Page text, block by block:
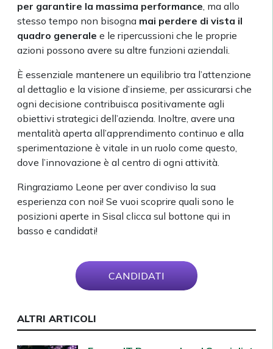
per garantire la massima performance , ma allo
stesso tempo non bisogna mai perdere di vista il
quadro generale e le ripercussioni che le proprie
azioni possono avere su altre funzioni aziendali.
È essenziale mantenere un equilibrio tra l’attenzione
al dettaglio e la visione d’insieme, per assicurarsi che
ogni decisione contribuisca positivamente agli
obiettivi strategici dell’azienda. Inoltre, avere una
mentalità aperta all’apprendimento continuo e alla
sperimentazione è vitale in un ruolo come questo,
dove l’innovazione è al centro di ogni attività.
Ringraziamo Leone per aver condiviso la sua
esperienza con noi! Se vuoi scoprire quali sono le
posizioni aperte in Sisal clicca sul bottone qui in
basso e candidati!
CANDIDATI
ALTRI ARTICOLI